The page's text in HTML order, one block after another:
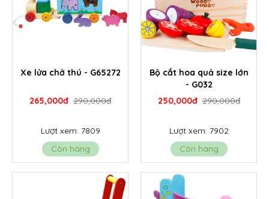
Xe lửa chở thú - G65272
265,000đ 290,000đ
Lượt xem: 7809
Còn hàng
Bộ cắt hoa quả size lớn
- G032
250,000đ 290,000đ
Lượt xem: 7902
Còn hàng